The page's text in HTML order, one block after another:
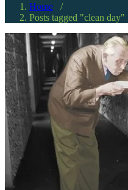
Home /
Posts tagged "clean day"